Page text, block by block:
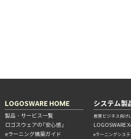
LOGOSWARE HOME
製品・サービス一覧
ロゴスウェアの「安心感」
eラーニング構築ガイド
システム製
教育ビジネス向け
LOGOSWARE
eラーニングシステ